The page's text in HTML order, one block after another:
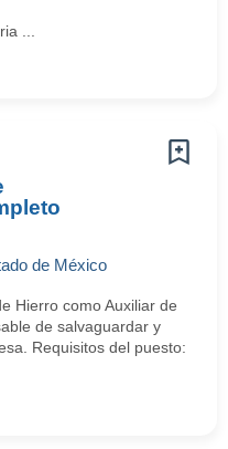
...
de México
Hierro como Auxiliar de
de salvaguardar y
Requisitos del puesto: